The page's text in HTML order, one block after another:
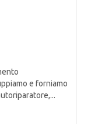
e forniamo